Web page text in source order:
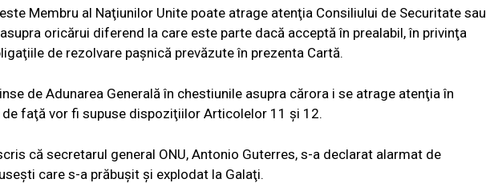
Membru al Naţiunilor Unite poate atrage atenţia Consiliului de Securitate sau
oricărui diferend la care este parte dacă acceptă în prealabil, în privinţa
de rezolvare paşnică prevăzute în prezenta Cartă.
de Adunarea Generală în chestiunile asupra cărora i se atrage atenţia în
faţă vor fi supuse dispoziţiilor Articolelor 11 şi 12.
că secretarul general ONU, Antonio Guterres, s-a declarat alarmat de
care s-a prăbuşit şi explodat la Galaţi.